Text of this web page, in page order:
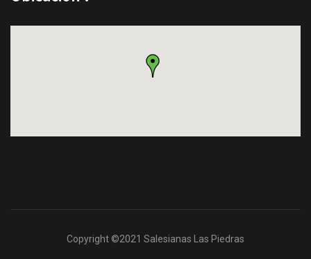
Copyright ©2021 Salesianas Las Piedras